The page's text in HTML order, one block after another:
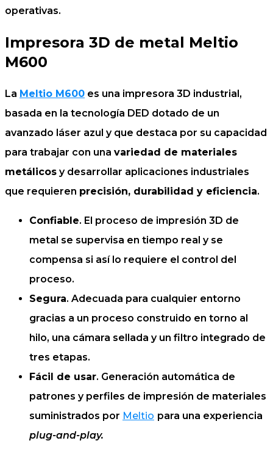
operativas.
Impresora 3D de metal Meltio
M600
La Meltio M600 es una impresora 3D industrial,
basada en la tecnología DED dotado de un
avanzado láser azul y que destaca por su capacidad
para trabajar con una variedad de materiales
metálicos y desarrollar aplicaciones industriales
que requieren precisión, durabilidad y eficiencia.
Confiable. El proceso de impresión 3D de
metal se supervisa en tiempo real y se
compensa si así lo requiere el control del
proceso.
Segura. Adecuada para cualquier entorno
gracias a un proceso construido en torno al
hilo, una cámara sellada y un filtro integrado de
tres etapas.
Fácil de usar. Generación automática de
patrones y perfiles de impresión de materiales
suministrados por Meltio para una experiencia
plug-and-play.